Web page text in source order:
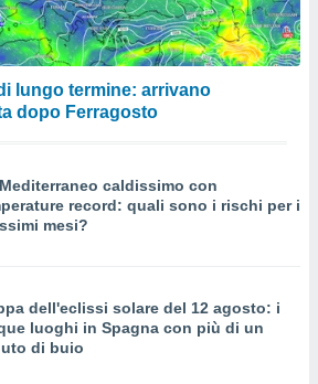
lungo termine: arrivano
dopo Ferragosto
caldissimo con
record: quali sono i rischi per i
mesi?
dell'eclissi solare del 12 agosto: i
luoghi in Spagna con più di un
di buio